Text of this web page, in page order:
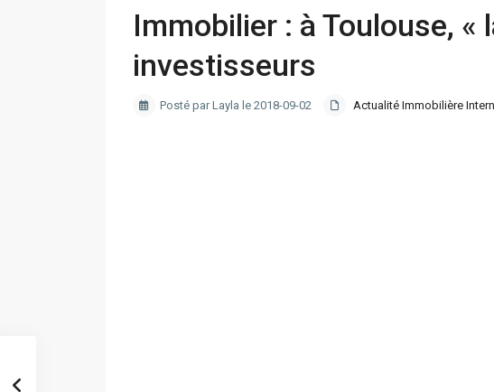
Immobilier : à Toulouse, «
investisseurs
Posté par Layla le 2018-09-02 Actualité Immobilière